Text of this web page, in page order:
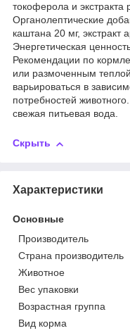
токоферола и
Органолептические
каштана 20 мг, экстракт
Энергетическая
Рекомендации по
или размоченным
варьироваться в
потребностей
свежая питьевая вода.
Скрыть
Характеристики
Основные
Производитель
Страна производитель
Животное
Вес упаковки
Возрастная группа
Вид корма